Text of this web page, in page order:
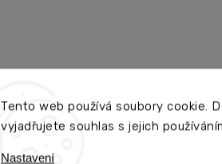
Tento web používá soubory cookie.
vyjadřujete souhlas s jejich
Nastavení